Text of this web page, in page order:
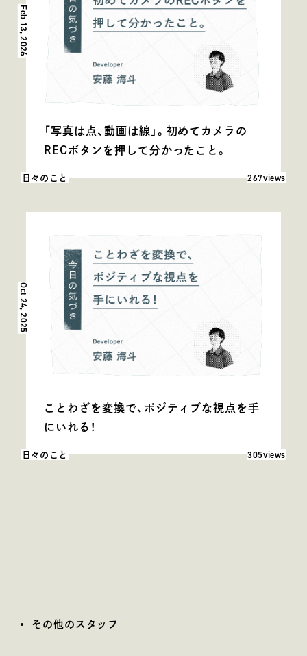
Feb 13, 2026
「写真は点、動画は線」。初めてカメラの
RECボタンを押して分かったこと。
日々のこと 閲覧数: 267
267views
Oct 24, 2025
ことわざを変換で、ポジティブな視点を手
にいれる！
日々のこと 閲覧数: 305
305views
その他のスタッフ